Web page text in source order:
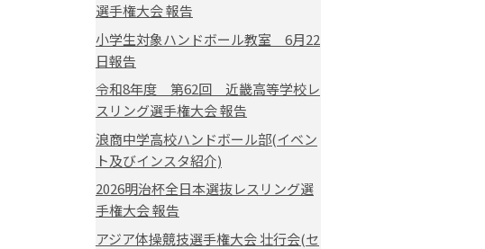
選手権大会 報告
小学生対象ハンドボール教室 6月22
日報告
令和8年度 第62回 近畿高等学校レ
スリング選手権大会 報告
浪商中学高校ハンドボール部(イベン
ト及びインスタ紹介)
2026明治杯全日本選抜レスリング選
手権大会 報告
アジア体操競技選手権大会 壮行会(セ